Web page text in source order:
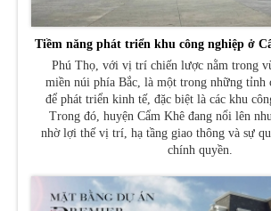
Tiềm năng phát triển khu công nghiệp ở
Phú Thọ, với vị trí chiến lược nằm trong
miền núi phía Bắc, là một trong những tỉnh
để phát triển kinh tế, đặc biệt là các khu
Trong đó, huyện Cẩm Khê đang nổi lên
nhờ lợi thế vị trí, hạ tầng giao thông và sự
chính quyền.